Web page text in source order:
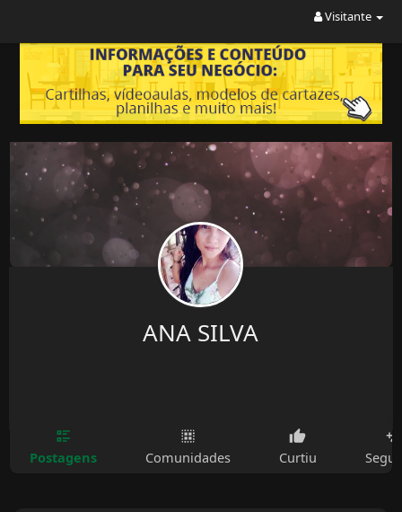
Visitante
ANA SILVA
Postagens Comunidades Curtiu